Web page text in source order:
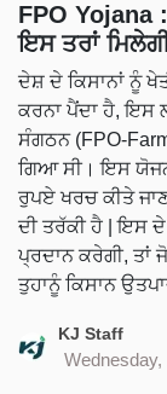
FPO Yojana
ਇਸ ਤਰਾਂ
ਦੇਸ਼ ਦੇ ਕਿਸਾਨਾਂ ਨੂੰ
ਕਰਨਾ ਪੈਂਦਾ ਹੈ, ਇਸ
ਸੰਗਠਨ (FPO-
ਗਿਆ ਸੀ। ਇਸ
ਰੁਪਏ ਖਰਚ ਕੀਤੇ
ਦੀ ਤਰੱਕੀ ਹੈ | ਇਸ ਦੇ
ਪ੍ਰਦਾਨ ਕਰੇਗੀ,
ਤੁਹਾਨੂੰ ਕਿਸਾਨ
KJ Staff
Wednesday,